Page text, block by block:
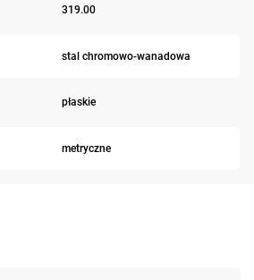
319.00
stal chromowo-wanadowa
płaskie
metryczne